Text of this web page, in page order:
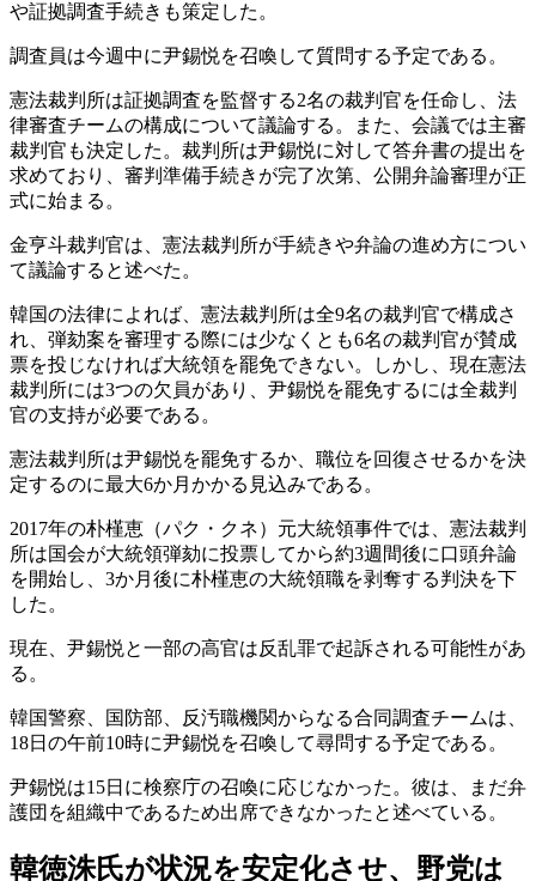
や証拠調査手続きも策定した。
調査員は今週中に尹錫悦を召喚して質問する予定である。
憲法裁判所は証拠調査を監督する2名の裁判官を任命し、法
律審査チームの構成について議論する。また、会議では主審
裁判官も決定した。裁判所は尹錫悦に対して答弁書の提出を
求めており、審判準備手続きが完了次第、公開弁論審理が正
式に始まる。
金亨斗裁判官は、憲法裁判所が手続きや弁論の進め方につい
て議論すると述べた。
韓国の法律によれば、憲法裁判所は全9名の裁判官で構成さ
れ、弾劾案を審理する際には少なくとも6名の裁判官が賛成
票を投じなければ大統領を罷免できない。しかし、現在憲法
裁判所には3つの欠員があり、尹錫悦を罷免するには全裁判
官の支持が必要である。
憲法裁判所は尹錫悦を罷免するか、職位を回復させるかを決
定するのに最大6か月かかる見込みである。
2017年の朴槿恵（パク・クネ）元大統領事件では、憲法裁判
所は国会が大統領弾劾に投票してから約3週間後に口頭弁論
を開始し、3か月後に朴槿恵の大統領職を剥奪する判決を下
した。
現在、尹錫悦と一部の高官は反乱罪で起訴される可能性があ
る。
韓国警察、国防部、反汚職機関からなる合同調査チームは、
18日の午前10時に尹錫悦を召喚して尋問する予定である。
尹錫悦は15日に検察庁の召喚に応じなかった。彼は、まだ弁
護団を組織中であるため出席できなかったと述べている。
韓徳洙氏が状況を安定化させ、野党は